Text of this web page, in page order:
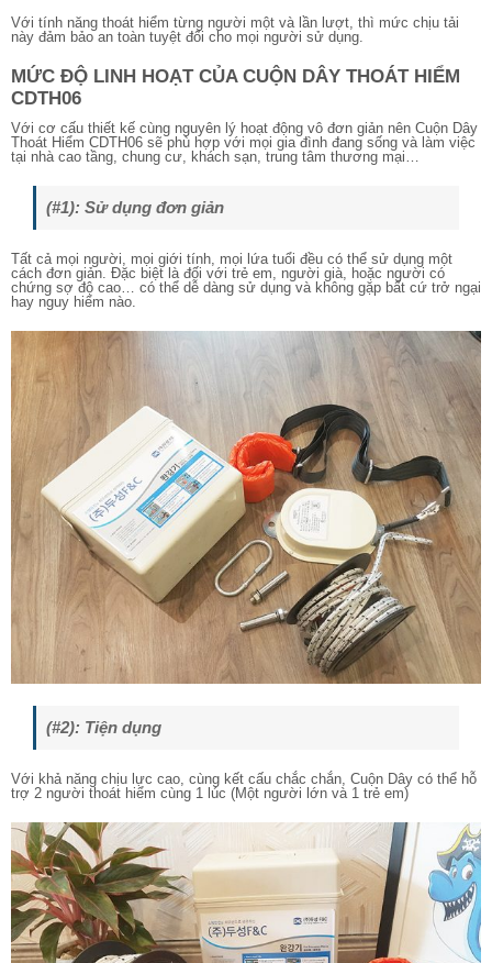
Với tính năng thoát hiểm từng người một và lần lượt, thì mức chịu tải
này đảm bảo an toàn tuyệt đối cho mọi người sử dụng.
MỨC ĐỘ LINH HOẠT CỦA CUỘN DÂY THOÁT HIỂM
CDTH06
Với cơ cấu thiết kế cùng nguyên lý hoạt động vô đơn giản nên Cuộn Dây
Thoát Hiểm CDTH06 sẽ phù hợp với mọi gia đình đang sống và làm việc
tại nhà cao tầng, chung cư, khách sạn, trung tâm thương mại…
(#1): Sử dụng đơn giản
Tất cả mọi người, mọi giới tính, mọi lứa tuổi đều có thể sử dụng một
cách đơn giản. Đặc biệt là đối với trẻ em, người già, hoặc người có
chứng sợ độ cao… có thể dễ dàng sử dụng và không gặp bất cứ trở ngại
hay nguy hiểm nào.
(#2): Tiện dụng
Với khả năng chịu lực cao, cùng kết cấu chắc chắn, Cuộn Dây có thể hỗ
trợ 2 người thoát hiểm cùng 1 lúc (Một người lớn và 1 trẻ em)